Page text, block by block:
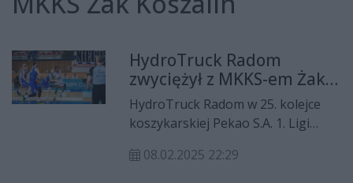
HydroTruck Radom
zwyciężył z MKKS-em Żak
Koszalin!
HydroTruck Radom w 25. kolejce
koszykarskiej Pekao S.A. 1. Ligi
em Żak Koszalin. Podopieczni
08.02.2025 22:29